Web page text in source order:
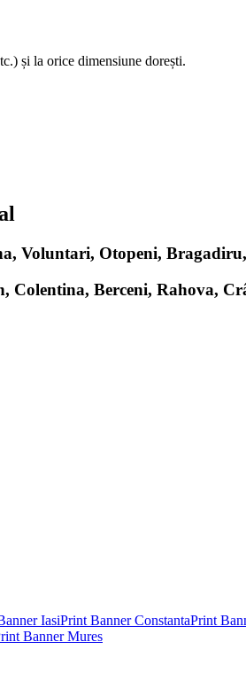
și la orice dimensiune dorești.
Voluntari, Otopeni,
Berceni, Rahova,
IasiPrint BannerConstantaPrint
BannerMures